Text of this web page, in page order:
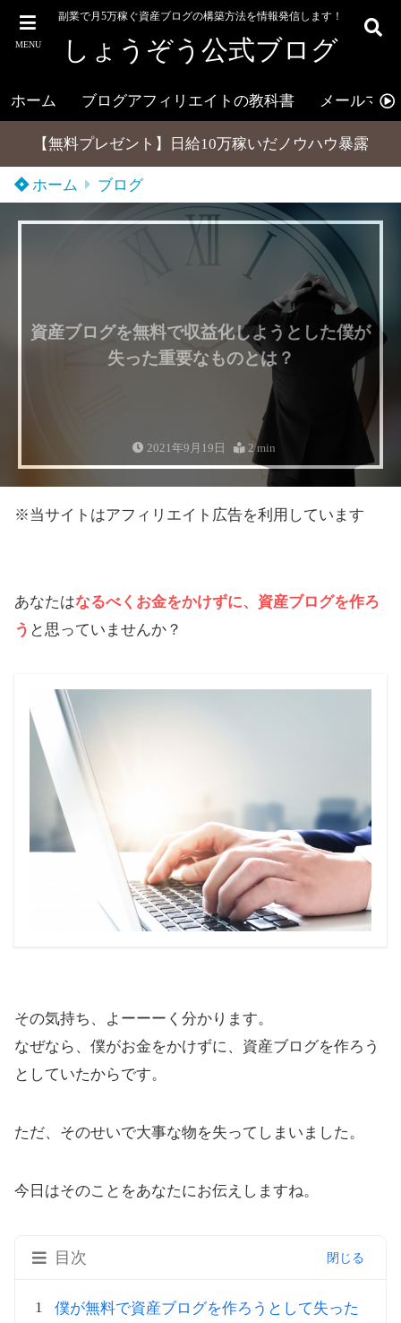
MENU
副業で月5万稼ぐ資産ブログの構築方法を情報発信します！
しょうぞう公式ブログ
ホーム ブログアフィリエイトの教科書 メールマガ
【無料プレゼント】日給10万稼いだノウハウ暴露
ホーム ブログ
資産ブログを無料で収益化しようとした僕が
失った重要なものとは？
2021年9月19日 2 min
※当サイトはアフィリエイト広告を利用しています
あなたはなるべくお金をかけずに、資産ブログを作ろ
う と思っていませんか？
その気持ち、よーーーく分かります。
なぜなら、僕がお金をかけずに、資産ブログを作ろう
としていたからです。
ただ、そのせいで大事な物を失ってしまいました。
今日はそのことをあなたにお伝えしますね。
目次
僕が無料で資産ブログを作ろうとして失った